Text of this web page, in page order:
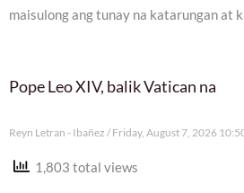
maisulong ang tunay na katarungan at
Pope Leo XIV, balik Vatican na
Reyn Letran - Ibañez Friday, August 7, 2026
1,803 total views